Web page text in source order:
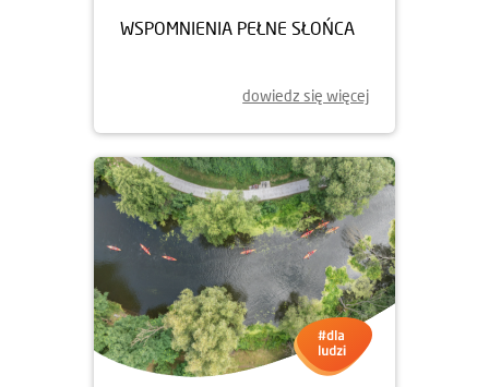
WSPOMNIENIA PEŁNE SŁOŃCA
dowiedz się więcej